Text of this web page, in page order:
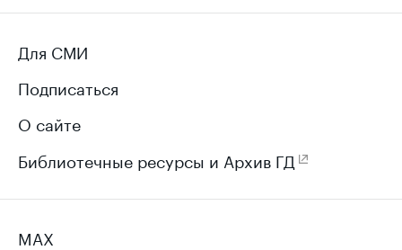
Для СМИ
Подписаться
О сайте
Библиотечные ресурсы и Архив ГД
MAX